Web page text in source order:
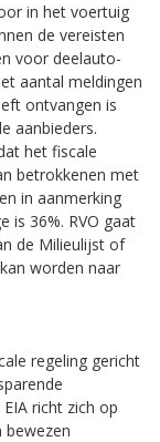
in het voertuig
de vereisten
voor deelauto-
aantal meldingen
ontvangen is
aanbieders.
het fiscale
betrokkenen met
in aanmerking
is 36%. RVO gaat
de Milieulijst of
worden naar
regeling gericht
richt zich op
bewezen